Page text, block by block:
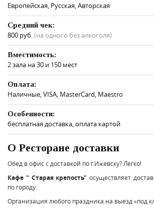
Европейская, Русская, Авторская
Средний чек:
800 руб.(на одного без алкоголя)
Вместимость:
2 зала на 30 и 150 мест
Оплата:
Наличные, VISA, MasterCard, Maestro
Особенности:
бесплатная доставка, оплата картой
О Ресторане доставки
Обед в офис с доставкой по г.Ижевску? Легко!
Кафе " Старая крепость" осуществляет
по городу.
Организация любого праздника на выезд «под